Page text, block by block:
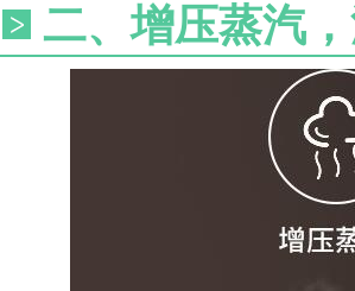
二、增压蒸汽